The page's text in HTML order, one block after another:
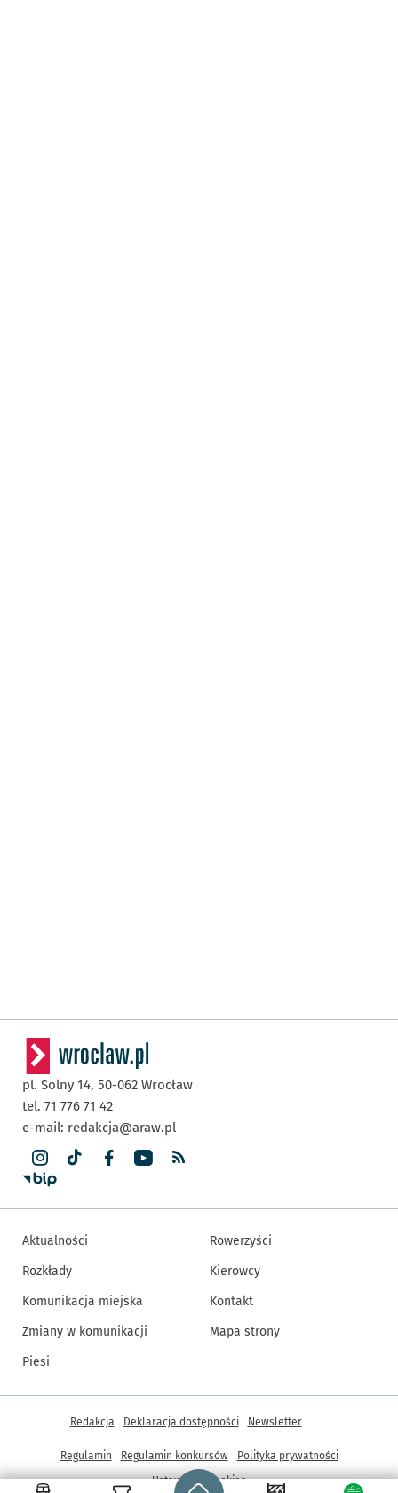
Strona główna - wroclaw.pl
pl. Solny 14, 50-062 Wrocław
tel. 71 776 71 42
e-mail: redakcja@araw.pl
Aktualności
Rozkłady
Komunikacja miejska
Zmiany w komunikacji
Piesi
Rowerzyści
Kierowcy
Kontakt
Mapa strony
Inne informacje
Redakcja Deklaracja dostępności Newsletter
Regulamin Regulamin konkursów
Polityka prywatności
Ustawienia cookies